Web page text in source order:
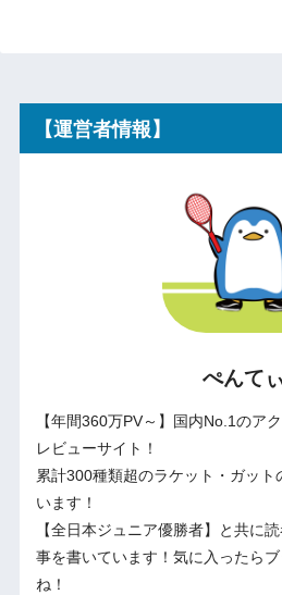
【運営者情報】
ぺんて
【年間360万PV～】国内No.1のア
レビューサイト！
累計300種類超のラケット・ガット
います！
【全日本ジュニア優勝者】と共に
事を書いています！気に入ったら
ね！